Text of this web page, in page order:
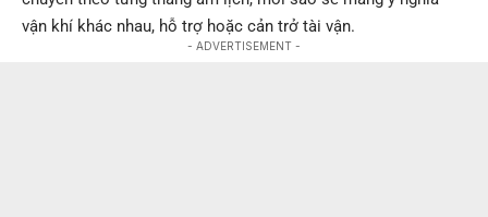
vận khí khác nhau, hỗ trợ hoặc cản trở tài vận.
- ADVERTISEMENT -